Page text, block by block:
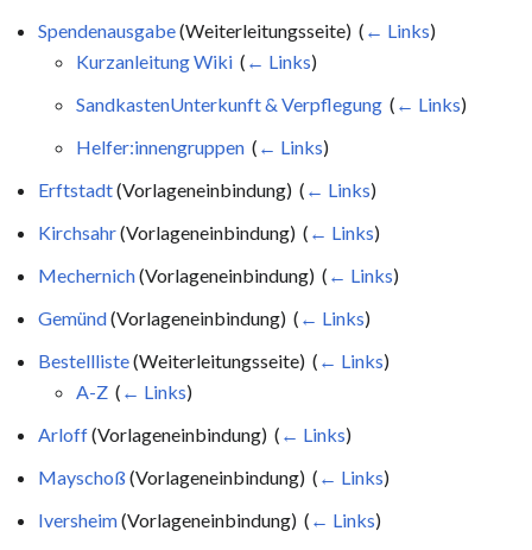
Spendenausgabe(Weiterleitungsseite) ‎ ( ← Links)
Kurzanleitung Wiki ( ← Links)
SandkastenUnterkunft & Verpflegung ( ← Links)
Helfer:innengruppen ( ← Links)
Erftstadt(Vorlageneinbindung) ‎ ( ← Links)
Kirchsahr(Vorlageneinbindung) ‎ ( ← Links)
Mechernich(Vorlageneinbindung) ‎ ( ← Links)
Gemünd(Vorlageneinbindung) ‎ ( ← Links)
Bestellliste(Weiterleitungsseite) ‎ ( ← Links)
A-Z ( ← Links)
Arloff(Vorlageneinbindung) ‎ ( ← Links)
Mayschoß(Vorlageneinbindung) ‎ ( ← Links)
Iversheim(Vorlageneinbindung) ‎ ( ← Links)